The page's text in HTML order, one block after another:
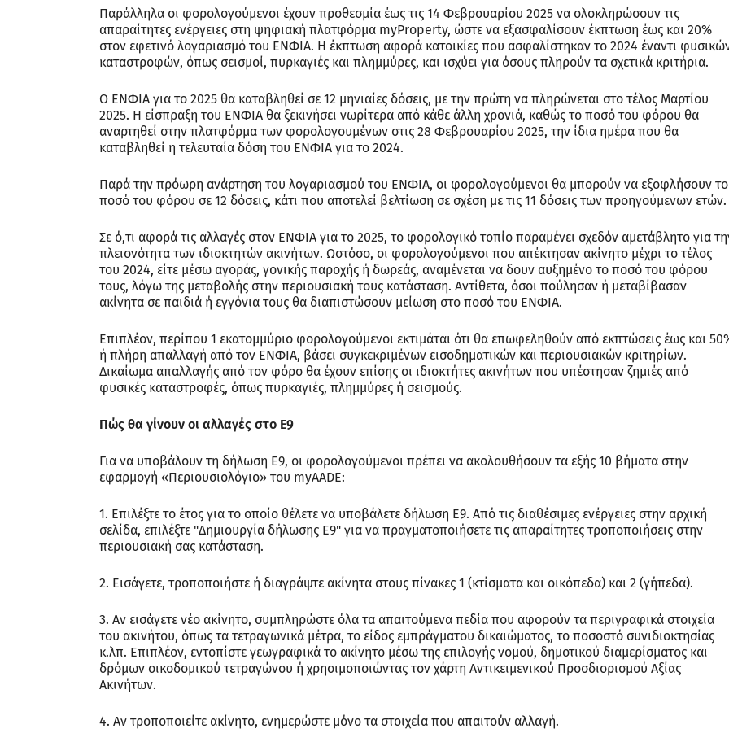
Παράλληλα οι φορολογούμενοι έχουν προθεσμία έως τις 14 Φεβρουαρίου 2025 να ολοκληρώσουν τις
απαραίτητες ενέργειες στη ψηφιακή πλατφόρμα myProperty, ώστε να εξασφαλίσουν έκπτωση έως και 20%
στον εφετινό λογαριασμό του ΕΝΦΙΑ. Η έκπτωση αφορά κατοικίες που ασφαλίστηκαν το 2024 έναντι
καταστροφών, όπως σεισμοί, πυρκαγιές και πλημμύρες, και ισχύει για όσους πληρούν τα σχετικά κριτήρια.
Ο ΕΝΦΙΑ για το 2025 θα καταβληθεί σε 12 μηνιαίες δόσεις, με την πρώτη να πληρώνεται στο τέλος Μαρτίου
2025. Η είσπραξη του ΕΝΦΙΑ θα ξεκινήσει νωρίτερα από κάθε άλλη χρονιά, καθώς το ποσό του φόρου θα
αναρτηθεί στην πλατφόρμα των φορολογουμένων στις 28 Φεβρουαρίου 2025, την ίδια ημέρα που θα
καταβληθεί η τελευταία δόση του ΕΝΦΙΑ για το 2024.
Παρά την πρόωρη ανάρτηση του λογαριασμού του ΕΝΦΙΑ, οι φορολογούμενοι θα μπορούν να εξοφλήσουν το
ποσό του φόρου σε 12 δόσεις, κάτι που αποτελεί βελτίωση σε σχέση με τις 11 δόσεις των προηγούμενων ετών.
Σε ό,τι αφορά τις αλλαγές στον ΕΝΦΙΑ για το 2025, το φορολογικό τοπίο παραμένει σχεδόν αμετάβλητο για
πλειονότητα των ιδιοκτητών ακινήτων. Ωστόσο, οι φορολογούμενοι που απέκτησαν ακίνητο μέχρι το τέλος
του 2024, είτε μέσω αγοράς, γονικής παροχής ή δωρεάς, αναμένεται να δουν αυξημένο το ποσό του φόρου
τους, λόγω της μεταβολής στην περιουσιακή τους κατάσταση. Αντίθετα, όσοι πούλησαν ή μεταβίβασαν
ακίνητα σε παιδιά ή εγγόνια τους θα διαπιστώσουν μείωση στο ποσό του ΕΝΦΙΑ.
Επιπλέον, περίπου 1 εκατομμύριο φορολογούμενοι εκτιμάται ότι θα επωφεληθούν από εκπτώσεις έως και
ή πλήρη απαλλαγή από τον ΕΝΦΙΑ, βάσει συγκεκριμένων εισοδηματικών και περιουσιακών κριτηρίων.
Δικαίωμα απαλλαγής από τον φόρο θα έχουν επίσης οι ιδιοκτήτες ακινήτων που υπέστησαν ζημιές από
φυσικές καταστροφές, όπως πυρκαγιές, πλημμύρες ή σεισμούς.
Πώς θα γίνουν οι αλλαγές στο Ε9
Για να υποβάλουν τη δήλωση Ε9, οι φορολογούμενοι πρέπει να ακολουθήσουν τα εξής 10 βήματα στην
εφαρμογή «Περιουσιολόγιο» του myAADE:
1. Επιλέξτε το έτος για το οποίο θέλετε να υποβάλετε δήλωση Ε9. Από τις διαθέσιμες ενέργειες στην αρχική
σελίδα, επιλέξτε "Δημιουργία δήλωσης Ε9" για να πραγματοποιήσετε τις απαραίτητες τροποποιήσεις στην
περιουσιακή σας κατάσταση.
2. Εισάγετε, τροποποιήστε ή διαγράψτε ακίνητα στους πίνακες 1 (κτίσματα και οικόπεδα) και 2 (γήπεδα).
3. Αν εισάγετε νέο ακίνητο, συμπληρώστε όλα τα απαιτούμενα πεδία που αφορούν τα περιγραφικά στοιχεία
του ακινήτου, όπως τα τετραγωνικά μέτρα, το είδος εμπράγματου δικαιώματος, το ποσοστό συνιδιοκτησίας
κ.λπ. Επιπλέον, εντοπίστε γεωγραφικά το ακίνητο μέσω της επιλογής νομού, δημοτικού διαμερίσματος και
δρόμων οικοδομικού τετραγώνου ή χρησιμοποιώντας τον χάρτη Αντικειμενικού Προσδιορισμού Αξίας
Ακινήτων.
4. Αν τροποποιείτε ακίνητο, ενημερώστε μόνο τα στοιχεία που απαιτούν αλλαγή.